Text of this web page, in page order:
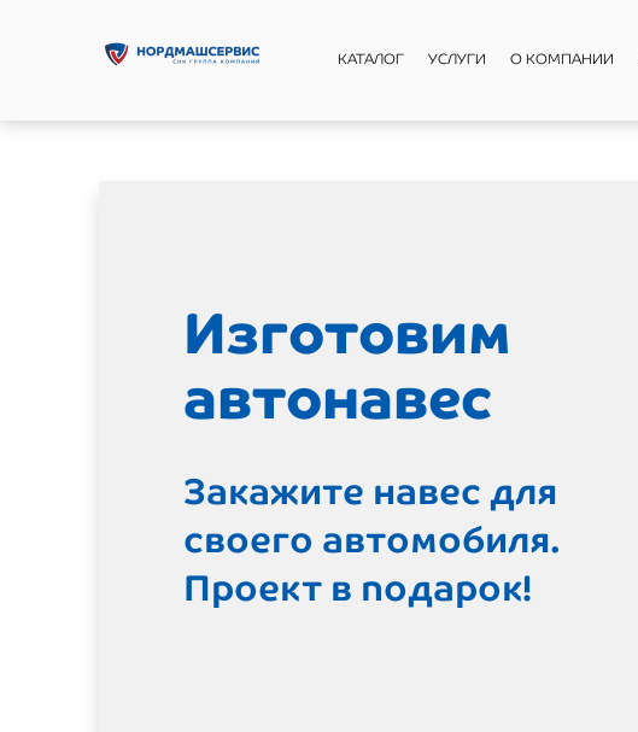
КАТАЛОГ УСЛУГИ О КОМПАНИИ
Метизная
лавка
Перейдите в интернет-
магазин lavka-metiz.ru и
купите метизы онлайн!